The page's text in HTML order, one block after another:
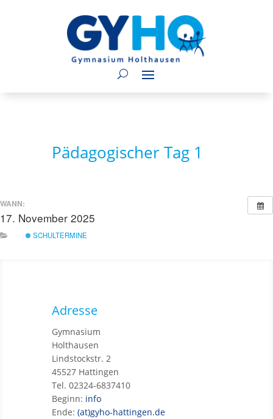
Pädagogischer Tag 1
WANN:
17. November 2025
SCHULTERMINE
Adresse
Gymnasium
Holthausen
Lindstockstr. 2
45527 Hattingen
Tel. 02324-6837410
Beginn: info
Ende: (at)gyho-hattingen.de